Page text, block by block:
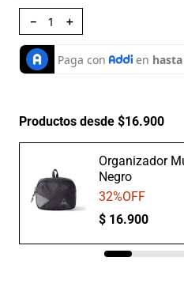
＋
－
Productos desde $16.900
Organizador
Negro
32%OFF
$ 16.900